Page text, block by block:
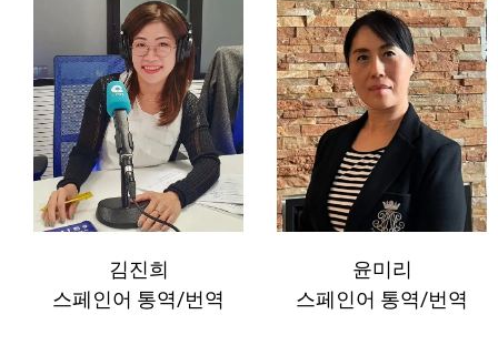
김진희
스페인어 통역/번역
윤미리
스페인어 통역/번역